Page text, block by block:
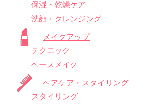
保湿・乾燥ケア
洗顔・クレンジング
メイクアップ
テクニック
ベースメイク
ヘアケア・スタイリング
スタイリング